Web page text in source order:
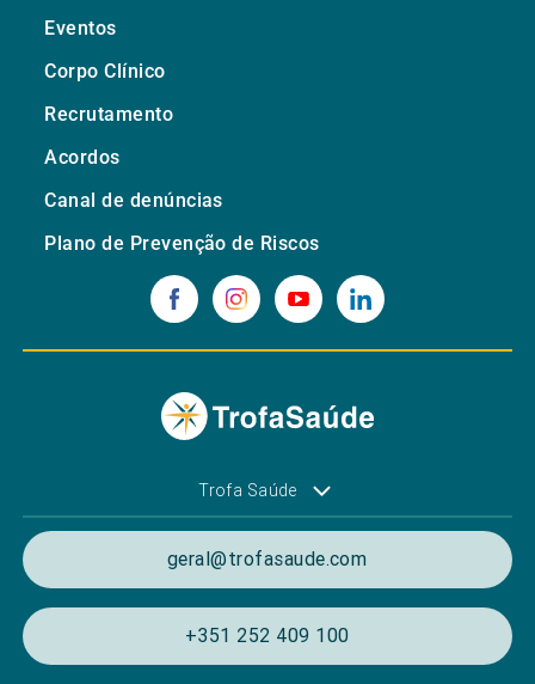
Eventos
Corpo Clínico
Recrutamento
Acordos
Canal de denúncias
Plano de Prevenção de Riscos
Trofa Saúde
geral@trofasaude.com
+351 252 409 100